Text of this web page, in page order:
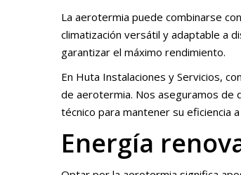
La aerotermia puede combinarse
climatización versátil y adaptable a
garantizar el máximo rendimiento.
En Huta Instalaciones y Servicios,
de aerotermia. Nos aseguramos de
técnico para mantener su eficiencia
Energía